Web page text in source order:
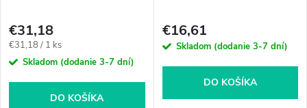
€31,18
Jednotková
cena:
€31,18 / 1 ks
Skladom (dodanie 3-7 dní)
DO KOŠÍKA
€16,61
Skladom (dodanie 3-7 dní)
DO KOŠÍKA